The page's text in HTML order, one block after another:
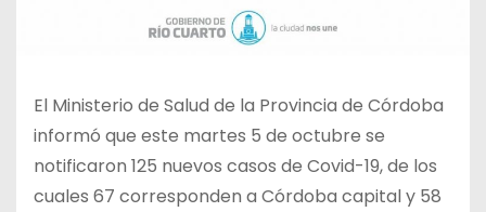
El Ministerio de Salud de la Provincia de Córdoba
informó que este martes 5 de octubre se
notificaron 125 nuevos casos de Covid-19, de los
cuales 67 corresponden a Córdoba capital y 58